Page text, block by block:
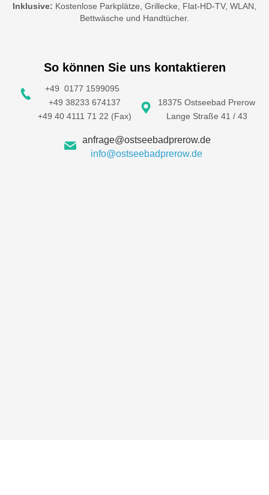
Inklusive: Kostenlose Parkplätze, Grillecke, Flat-HD-TV, WLAN,
Bettwäsche und Handtücher.
So können Sie uns kontaktieren
+49 0177 1599095
+49 38233 674137
+49 40 4111 71 22 (Fax)
18375 Ostseebad Prerow
Lange Straße 41 / 43
anfrage@ostseebadprerow.de
info@ostseebadprerow.de